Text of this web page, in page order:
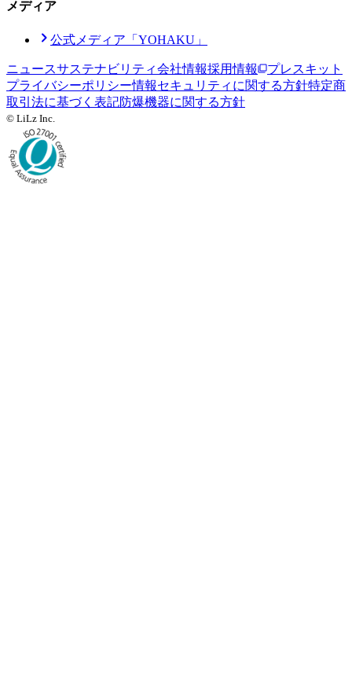
メディア
公式メディア「YOHAKU」
ニュースサステナビリティ会社情報採用情報
プレスキット
プライバシーポリシー情報セキュリティに関する方針特定商
取引法に基づく表記防爆機器に関する方針
© LiLz Inc.